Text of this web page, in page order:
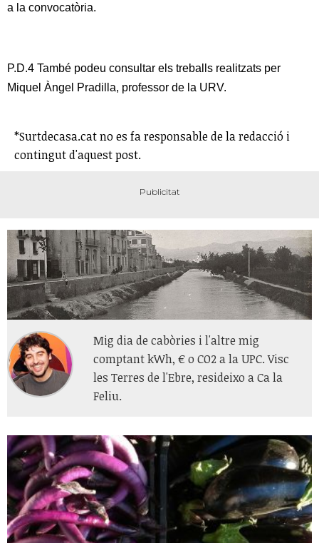
a la convocatòria.
P.D.4 També podeu consultar els treballs realitzats per
Miquel Àngel Pradilla, professor de la URV.
*Surtdecasa.cat no es fa responsable de la redacció i
contingut d'aquest post.
Mig dia de cabòries i l'altre mig
comptant kWh, € o CO2 a la UPC. Visc
les Terres de l'Ebre, resideixo a Ca la
Feliu.